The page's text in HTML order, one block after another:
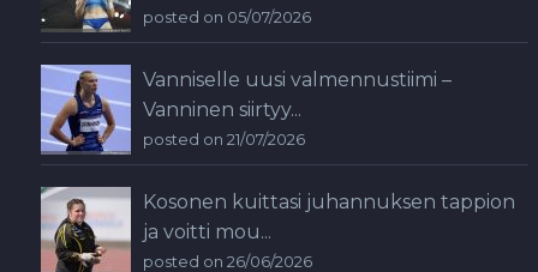
posted on 05/07/2026
Vanniselle uusi valmennustiimi –
Vanninen siirtyy...
posted on 21/07/2026
Kosonen kuittasi juhannuksen tappion
ja voitti mou...
posted on 26/06/2026